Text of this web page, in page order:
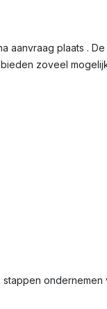
plaats .
zoveel
stappen